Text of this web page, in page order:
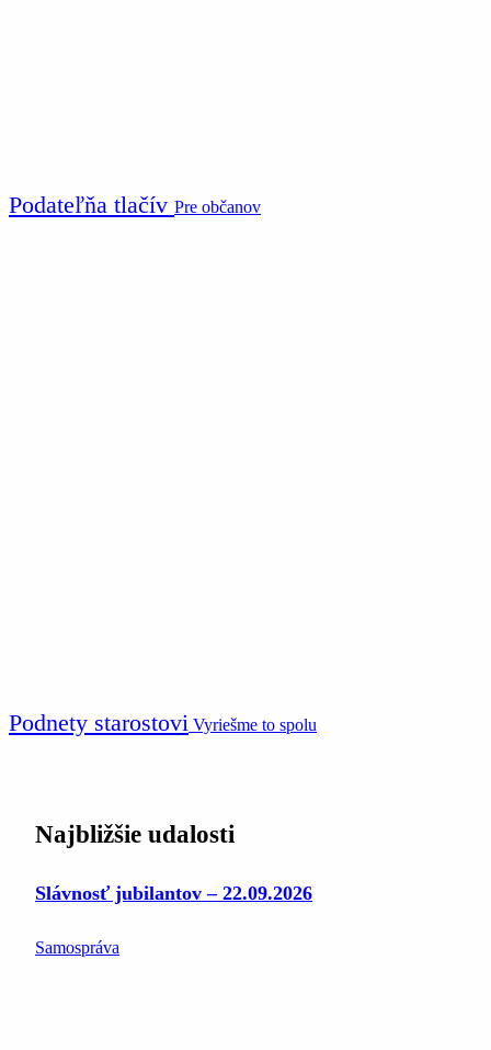
Podateľňa tlačív Pre občanov
Podnety starostovi Vyriešme to spolu
Najbližšie udalosti
Slávnosť jubilantov – 22.09.2026
Samospráva